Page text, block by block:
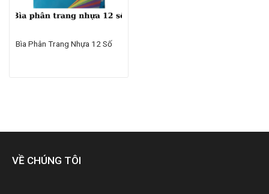
Bìa Phân Trang Nhựa 12 Số
VỀ CHÚNG TÔI